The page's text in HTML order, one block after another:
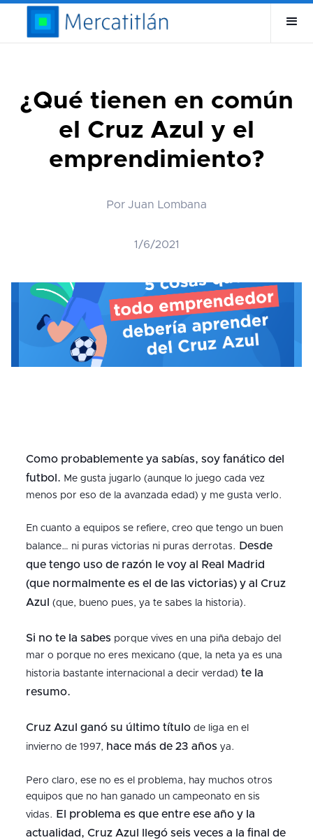
¿Qué tienen en común
el Cruz Azul y el
emprendimiento?
Por Juan Lombana
1/6/2021
Como probablemente ya sabías, soy fanático del
futbol. Me gusta jugarlo (aunque lo juego cada vez
menos por eso de la avanzada edad) y me gusta verlo.
En cuanto a equipos se refiere, creo que tengo un buen
balance… ni puras victorias ni puras derrotas.
Desde
que tengo uso de razón le voy al Real Madrid
(que normalmente es el de las victorias) y al Cruz
Azul
(que, bueno pues, ya te sabes la historia).
Si no te la sabes porque vives en una piña debajo del
mar o porque no eres mexicano (que, la neta ya es una
historia bastante internacional a decir verdad) te la
resumo.
Cruz Azul ganó su último títulode liga en el
invierno de 1997, hace más de 23 años ya.
Pero claro, ese no es el problema, hay muchos otros
equipos que no han ganado un campeonato en sis
vidas.
El problema es que entre ese año y la
actualidad, Cruz Azul llegó seis veces a la final de